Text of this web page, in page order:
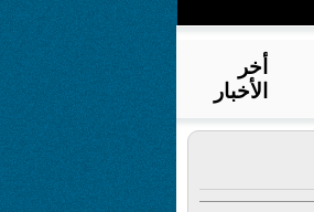
أخر
الأخبار